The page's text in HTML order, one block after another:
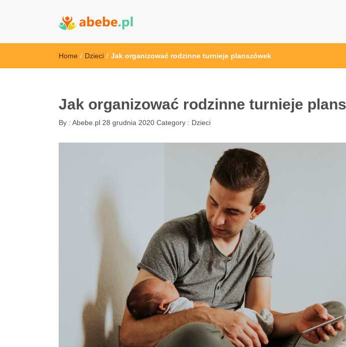
Wszystko dla dzieci - Polska
Home / Dzieci / Jak organizować rodzinne turnieje planszówek
Jak organizować rodzinne turnieje
By : Abebe.pl 28 grudnia 2020 Category : Dzieci